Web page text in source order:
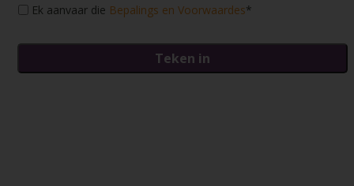
Toestemming *
Ek aanvaar die Bepalings en Voorwaardes*